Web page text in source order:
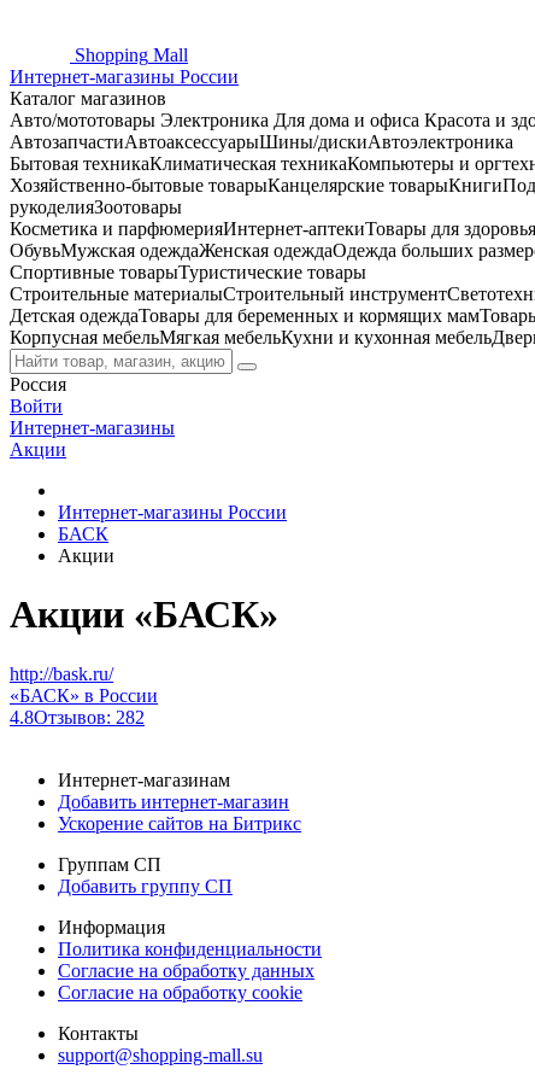
Shopping Mall
Интернет-магазины России
Каталог магазинов
Авто/мототовары Электроника Для дома и офиса Красота и
АвтозапчастиАвтоаксессуарыШины/дискиАвтоэлектроника
Бытовая техникаКлиматическая техникаКомпьютеры и
Хозяйственно-бытовые товарыКанцелярские товарыКниги
рукоделияЗоотовары
Косметика и парфюмерияИнтернет-аптекиТовары для
ОбувьМужская одеждаЖенская одеждаОдежда больших
Спортивные товарыТуристические товары
Строительные материалыСтроительный инструмент
Детская одеждаТовары для беременных и кормящих мам
Корпусная мебельМягкая мебельКухни и кухонная мебель
Россия
Войти
Интернет-магазины
Акции
Интернет-магазины России
БАСК
Акции
Акции «БАСК»
http://bask.ru/
«БАСК» в России
4.8Отзывов: 282
Интернет-магазинам
Добавить интернет-магазин
Ускорение сайтов на Битрикс
Группам СП
Добавить группу СП
Информация
Политика конфиденциальности
Согласие на обработку данных
Согласие на обработку cookie
Контакты
support@shopping-mall.su